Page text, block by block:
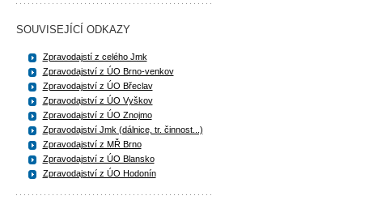
SOUVISEJÍCÍ ODKAZY
Zpravodajstí z celého Jmk
Zpravodajství z ÚO Brno-venkov
Zpravodajství z ÚO Břeclav
Zpravodajství z ÚO Vyškov
Zpravodajství z ÚO Znojmo
Zpravodajství Jmk (dálnice, tr. činnost...)
Zpravodajství z MŘ Brno
Zpravodajství z ÚO Blansko
Zpravodajství z ÚO Hodonín